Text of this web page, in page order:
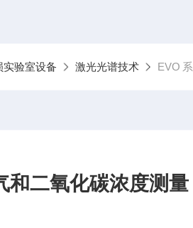
实验室设备 激光光谱技术 EVO
和二氧化碳浓度测量